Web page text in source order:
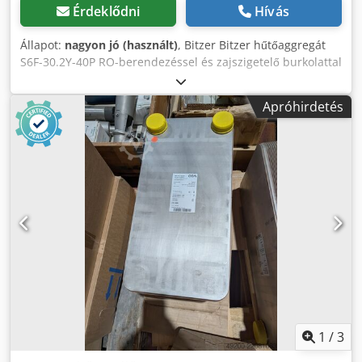
Érdeklődni Hívás
Állapot: nagyon jó (használt), Bitzer Bitzer hűtőaggregát
S6F-30.2Y-40P RO-berendezéssel és zajszigetelő burkolattal
– használatlan Leírás: Eladásra kínálunk egy kiváló
minőségű Bitzer hűtőaggregátot alapkereten, amely
kompresszorból, vízhűtéses kondenzátorból, zajszigetelő
burkolatból, valamint egy reverz ozmózis berendezésből
(beleértve a párásítót) áll. A berendezést összeszerelték, de
soha nem helyezték üzembe. Ideális ipari, laboratóriumi
vagy speciális alkalmazásokhoz. Műszaki adatok –
Hűtőaggregát Gyártó: Bitzer Kompresszor: S6F-30.2Y-40P
Kondenzátor: Bitzer K573H, vízhűtéses Hűtőközeg: R452A
Elektromos adatok: Tápfeszültség: 400 V / 3 fázis / 50 Hz
Max. üzemi áram: 53 A Indítóáram (forgórész blokkolva):
135 A csillagkapcsolásnál / 220 A direkt indításnál (YY) Max.
teljesítményfelvétel: 30,1 kW Motorteljesítmény: 22 kW (30
LE) Szállítási térfogat: Magasnyomás (HD): 101,1 m³/h
Középnyomás (MD): 50,5 m³/h Olaj: Olajtípus: BSE32 Opció:
BSE55 (R134a, tc > 70 °C esetén) Olajmennyiség: 4,75 l
Crsdezd Rttopfx Aqtjf Reverz ozmózis berendezés Típus:
Apróhirdetés
1 /3